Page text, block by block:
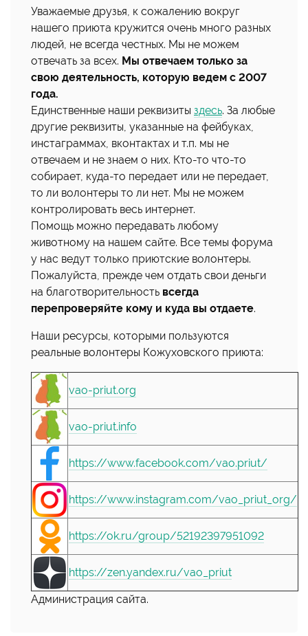
Уважаемые друзья, к сожалению вокруг
нашего приюта кружится очень много разных
людей, не всегда честных. Мы не можем
отвечать за всех. Мы отвечаем только за
свою деятельность, которую ведем с 2007
года.
Единственные наши реквизиты здесь. За любые
другие реквизиты, указанные на фейбуках,
инстаграммах, вконтактах и т.п. мы не
отвечаем и не знаем о них. Кто-то что-то
собирает, куда-то передает или не передает,
то ли волонтеры то ли нет. Мы не можем
контролировать весь интернет.
Помощь можно передавать любому
животному на нашем сайте. Все темы форума
у нас ведут только приютские волонтеры.
Пожалуйста, прежде чем отдать свои деньги
на благотворительность всегда
перепроверяйте кому и куда вы отдаете.
Наши ресурсы, которыми пользуются
реальные волонтеры Кожуховского приюта:
vao-priut.org
vao-priut.info
https://www.facebook.com/vao.priut/
https://www.instagram.com/vao_priut_org/
https://ok.ru/group/52192397951092
https://zen.yandex.ru/vao_priut
Администрация сайта.